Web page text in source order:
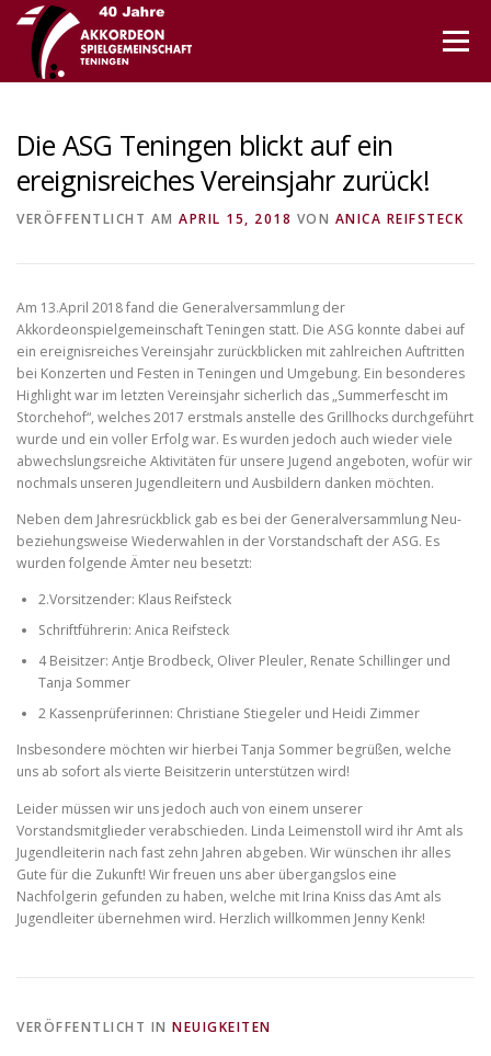
Direkt
zum
Menü
Die ASG Teningen blickt auf ein
ereignisreiches Vereinsjahr zurück!
VERÖFFENTLICHT AM APRIL 15, 2018 VON ANICA REIFSTECK
Am 13.April 2018 fand die Generalversammlung der
Akkordeonspielgemeinschaft Teningen statt. Die ASG konnte dabei auf
ein ereignisreiches Vereinsjahr zurückblicken mit zahlreichen Auftritten
bei Konzerten und Festen in Teningen und Umgebung. Ein besonderes
Highlight war im letzten Vereinsjahr sicherlich das „Summerfescht im
Storchehof“, welches 2017 erstmals anstelle des Grillhocks durchgeführt
wurde und ein voller Erfolg war. Es wurden jedoch auch wieder viele
abwechslungsreiche Aktivitäten für unsere Jugend angeboten, wofür wir
nochmals unseren Jugendleitern und Ausbildern danken möchten.
Neben dem Jahresrückblick gab es bei der Generalversammlung Neu-
beziehungsweise Wiederwahlen in der Vorstandschaft der ASG. Es
wurden folgende Ämter neu besetzt:
2.Vorsitzender: Klaus Reifsteck
Schriftführerin: Anica Reifsteck
4 Beisitzer: Antje Brodbeck, Oliver Pleuler, Renate Schillinger und
Tanja Sommer
2 Kassenprüferinnen: Christiane Stiegeler und Heidi Zimmer
Insbesondere möchten wir hierbei Tanja Sommer begrüßen, welche
uns ab sofort als vierte Beisitzerin unterstützen wird!
Leider müssen wir uns jedoch auch von einem unserer
Vorstandsmitglieder verabschieden. Linda Leimenstoll wird ihr Amt als
Jugendleiterin nach fast zehn Jahren abgeben. Wir wünschen ihr alles
Gute für die Zukunft! Wir freuen uns aber übergangslos eine
Nachfolgerin gefunden zu haben, welche mit Irina Kniss das Amt als
Jugendleiter übernehmen wird. Herzlich willkommen Jenny Kenk!
VERÖFFENTLICHT IN NEUIGKEITEN